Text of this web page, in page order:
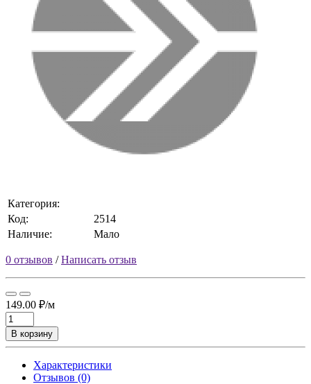
Категория:
Код:
2514
Наличие:
Мало
0 отзывов /Написать отзыв
149.00 ₽/м
В корзину
Характеристики
Отзывов (0)